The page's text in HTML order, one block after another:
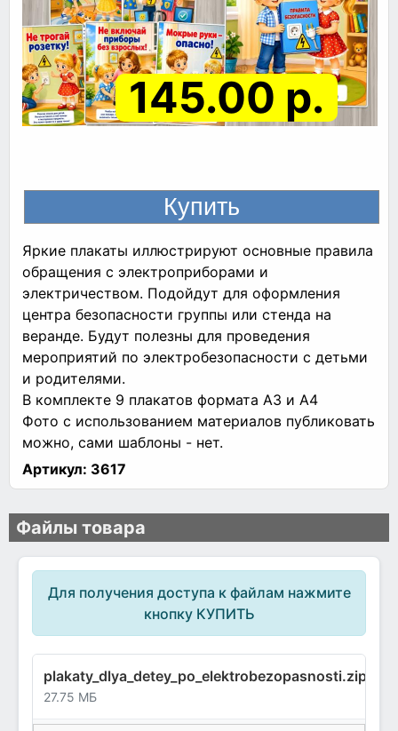
145.00 р.
Яркие плакаты иллюстрируют основные правила
обращения с электроприборами и
электричеством. Подойдут для оформления
центра безопасности группы или стенда на
веранде. Будут полезны для проведения
мероприятий по электробезопасности с детьми
и родителями.
В комплекте 9 плакатов формата А3 и А4
Фото с использованием материалов публиковать
можно, сами шаблоны - нет.
Артикул: 3617
Файлы товара
Для получения доступа к файлам нажмите
кнопку КУПИТЬ
plakaty_dlya_detey_po_elektrobezopasnosti.zip
27.75 МБ